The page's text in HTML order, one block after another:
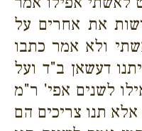
את אחרים על
ולא אמר כתבו
דעשאן ב"ד ועל
לשנים אפי' ר"מ
תנו צריכים הם